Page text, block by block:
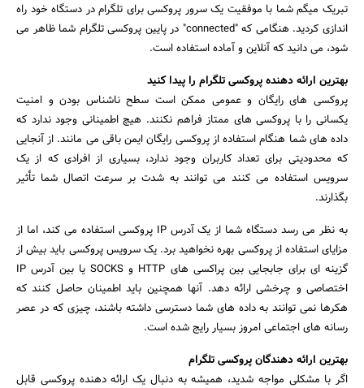
تبریک میگم شما با موفقیت یک سرور پروکسی برای تلگرام در دستگاه خود راه
اندازی کردید. هنگامی که "connected" در پایین پروکسی تلگرام شما ظاهر می
شود، می دانید که آنلاین و آماده استفاده است.
بهترین ارائه دهنده پروکسی تلگرام را پیدا کنید
پروکسی های رایگان و عمومی ممکن است سطح ناشناس بودن و امنیت
یکسانی را با پروکسی های ممتاز فراهم نکنند. هیچ اطمینانی وجود ندارد که
داده های شما هنگام استفاده از پروکسی رایگان ایمن باقی می مانند. از آنجایی
که محدودیتی برای تعداد کاربران وجود ندارد، بسیاری از افرادی که از یک
سرویس استفاده می کنند می توانند به شدت بر سرعت اتصال شما تأثیر
بگذارند.
به نظر می رسد دستگاه شما از یک آدرس IP پروکسی استفاده می کند، اما از
مزایای استفاده از پروکسی بهره نخواهید برد. یک سرویس پروکسی باید بیش از
گزینه ای برای جابجایی بین پراکسی های HTTP و SOCKS یا بین آدرس IP
اختصاصی و چرخشی ارائه دهد. آنها همچنین باید اطمینان حاصل کنند که
هکرها نمی توانند به داده های شما دسترسی داشته باشند، چیزی که در عصر
رسانه های اجتماعی امروز بسیار رایج شده است.
بهترین ارائه دهندگان پروکسی تلگرام
اگر با مشکلی مواجه شدید، همیشه به دنبال یک ارائه دهنده پروکسی قابل